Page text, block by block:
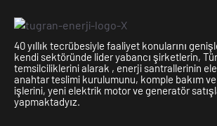
40 yıllık tecrübesiyle faaliyet konularını
kendi sektöründe lider yabancı şirketlerin,
temsilciliklerini alarak , enerji santrallerinin
anahtar teslimi kurulumunu, komple bakım
işlerini, yeni elektrik motor ve generatör
yapmaktadyız.